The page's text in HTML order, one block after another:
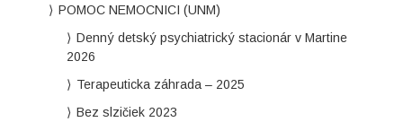
POMOC NEMOCNICI (UNM)
Denný detský psychiatrický stacionár v Martine
2026
Terapeuticka záhrada – 2025
Bez slzičiek 2023